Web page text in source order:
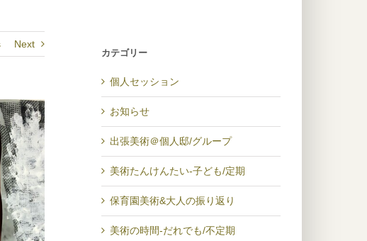
Next
カテゴリー
個人セッション
お知らせ
出張美術＠個人邸/グループ
美術たんけんたい-子ども/定期
保育園美術&大人の振り返り
美術の時間-だれでも/不定期